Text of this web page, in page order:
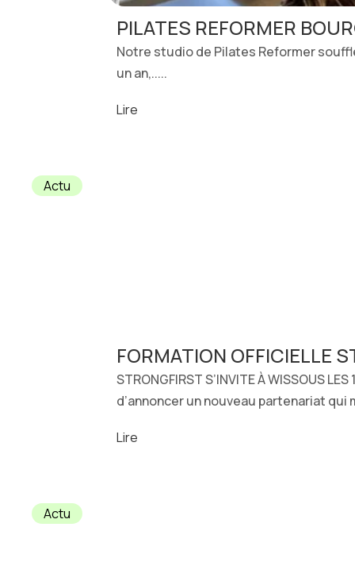
PILATES REFORMER
Notre studio de Pilates Reformer
un an,.....
Lire
Actu
FORMATION OFFICIELLE
STRONGFIRST S’INVITE À WISSOUS
d’annoncer un nouveau partenariat qui
Lire
Actu